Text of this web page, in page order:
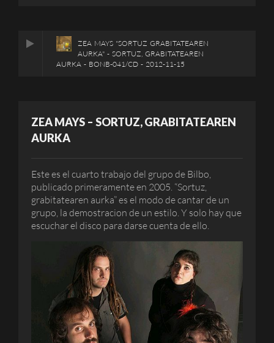
ZEA MAYS "SORTUZ GRABITATEAREN
AURKA" - SORTUZ, GRABITATEAREN
AURKA - BONB-041/CD - 2012-11-15
ZEA MAYS – SORTUZ, GRABITATEAREN
AURKA
Este es el cuarto trabajo del grupo de Bilbo,
publicado primeramente en 2005. “Sortuz,
grabitatearen aurka” es el modo de cantar de un
grupo, la demostracion de un estilo. Y solo hay que
escuchar el disco para darse cuenta de ello.